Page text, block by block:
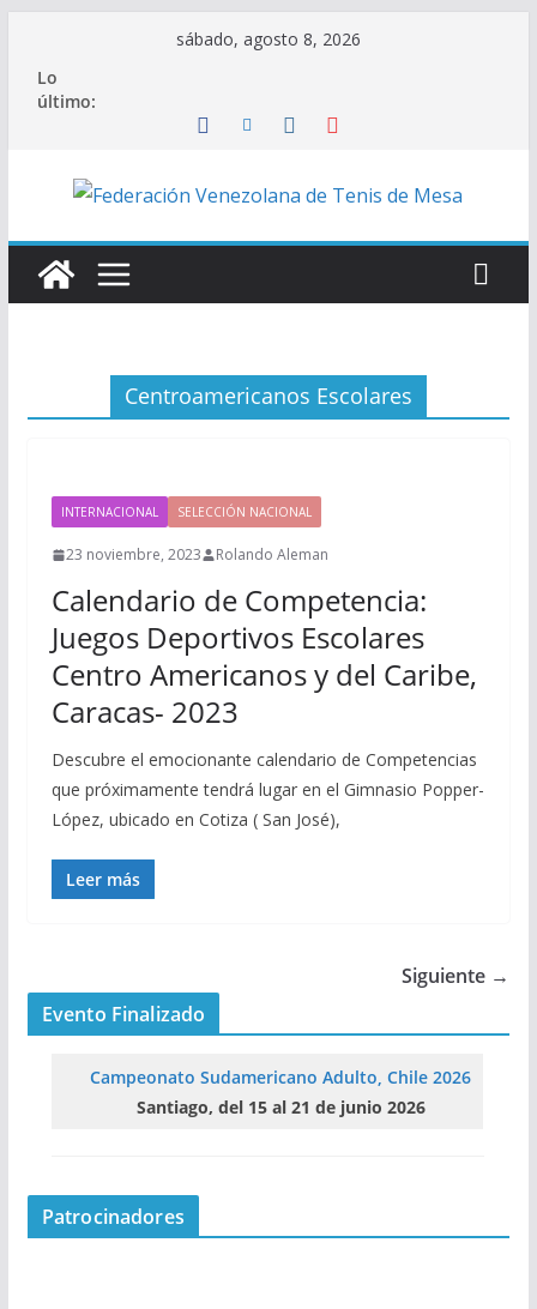
contenido
sábado, agosto 8, 2026
Lo
último:
Centroamericanos Escolares
INTERNACIONAL SELECCIÓN NACIONAL
23 noviembre, 2023 Rolando Aleman
Calendario de Competencia:
Juegos Deportivos Escolares
Centro Americanos y del Caribe,
Caracas- 2023
Descubre el emocionante calendario de Competencias
que próximamente tendrá lugar en el Gimnasio Popper-
López, ubicado en Cotiza ( San José),
Leer más
Siguiente →
Evento Finalizado
Campeonato Sudamericano Adulto, Chile 2026
Santiago, del 15 al 21 de junio 2026
Patrocinadores